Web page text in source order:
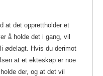
at det opprettholder et
å holde det i gang, vil
ødelagt. Hvis du derimot
at et ekteskap er noe
der, og at det vil